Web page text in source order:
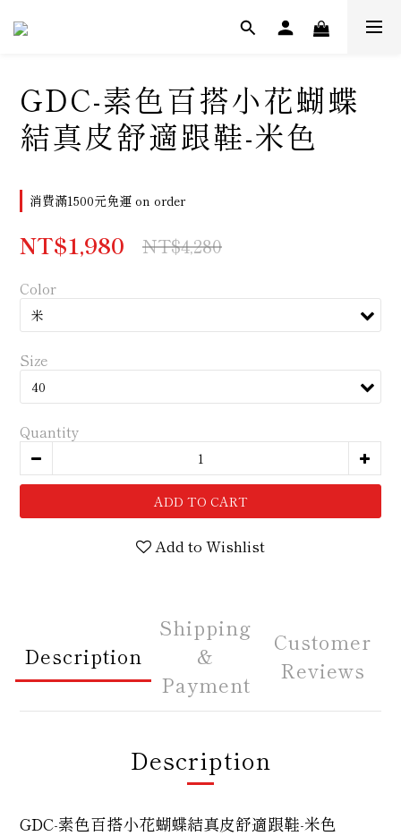
GDC-素色百搭小花蝴蝶
結真皮舒適跟鞋-米色
消費滿1500元免運 on order
NT$1,980 NT$4,280
Color
Size
Quantity
ADD TO CART
Add to Wishlist
Description
Shipping
&
Payment
Customer
Reviews
Description
GDC-素色百搭小花蝴蝶結真皮舒適跟鞋-米色